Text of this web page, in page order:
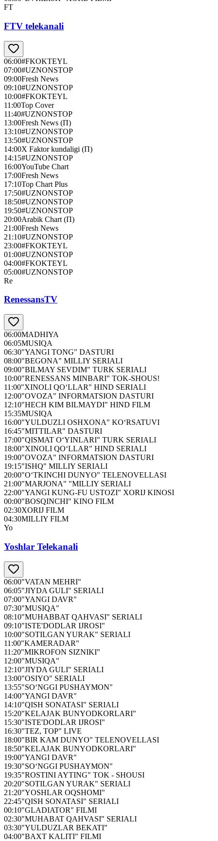
FT
FTV telekanali
06:00#FKOKTEYL
07:00#UZNONSTOP
09:00Fresh News
09:10#UZNONSTOP
10:00#FKOKTEYL
11:00Top Cover
11:40#UZNONSTOP
13:00Fresh News (П)
13:10#UZNONSTOP
13:50#UZNONSTOP
14:00X Faktor kundaligi (П)
14:15#UZNONSTOP
16:00YouTube Chart
17:00Fresh News
17:10Top Chart Plus
17:50#UZNONSTOP
18:50#UZNONSTOP
19:50#UZNONSTOP
20:00Arabik Chart (П)
21:00Fresh News
21:10#UZNONSTOP
23:00#FKOKTEYL
01:00#UZNONSTOP
04:00#FKOKTEYL
05:00#UZNONSTOP
Re
RenessansTV
06:00MADHIYA
06:05MUSIQA
06:30"YANGI TONG" DASTURI
08:00"BEGONA" MILLIY SERIALI
09:00"BILMAY SEVDIM" TURK SERIALI
10:00"RENESSANS MINBARI" TOK-SHOUS!
11:00"XINOLI QO‘LLAR" HIND SERIALI
12:00"OVOZA" INFORMATSION DASTURI
12:10"HECH KIM BILMAYDI" HIND FILM
15:35MUSIQA
16:00"YULDUZLI OSHXONA" KO‘RSATUVI
16:45"MITTILAR" DASTURI
17:00"QISMAT O‘YINLARI" TURK SERIALI
18:00"XINOLI QO‘LLAR" HIND SERIALI
19:00"OVOZA" INFORMATSION DASTURI
19:15"ISHQ" MILLIY SERIALI
20:00"O‘TKINCHI DUNYO" TELENOVELLASI
21:00"MARJONA" "MILLIY SERIALI
22:00"YANGI KUNG-FU USTOZI" XORIJ KINOSI
00:00"BOSQINCHI" KINO FILM
02:30XORIJ FILM
04:30MILLIY FILM
Yo
Yoshlar Telekanali
06:00"VATAN MEHRI"
06:05"JIYDA GULI" SERIALI
07:00"YANGI DAVR"
07:30"MUSIQA"
08:10"MUHABBAT QAHVASI" SERIALI
09:10"ISTE'DODLAR IJROSI"
10:00"SOTILGAN YURAK" SERIALI
11:00"KAMERADAR"
11:20"MIKROFON SIZNIKI"
12:00"MUSIQA"
12:10"JIYDA GULI" SERIALI
13:00"OSIYO" SERIALI
13:55"SO‘NGGI PUSHAYMON"
14:00"YANGI DAVR"
14:10"QISH SONATASI" SERIALI
15:20"KELAJAK BUNYODKORLARI"
15:30"ISTE'DODLAR IJROSI"
16:30"TEZ, TOP" LIVE
18:00"BIR KAM DUNYO" TELENOVELLASI
18:50"KELAJAK BUNYODKORLARI"
19:00"YANGI DAVR"
19:30"SO‘NGGI PUSHAYMON"
19:35"ROSTINI AYTING" TOK - SHOUSI
20:20"SOTILGAN YURAK" SERIALI
21:20"YOSHLAR OQSHOMI"
22:45"QISH SONATASI" SERIALI
00:10"GLADIATOR" FILMI
02:30"MUHABAT QAHVASI" SERIALI
03:30"YULDUZLAR BEKATI"
04:00"BAXT KALITI" FILMI